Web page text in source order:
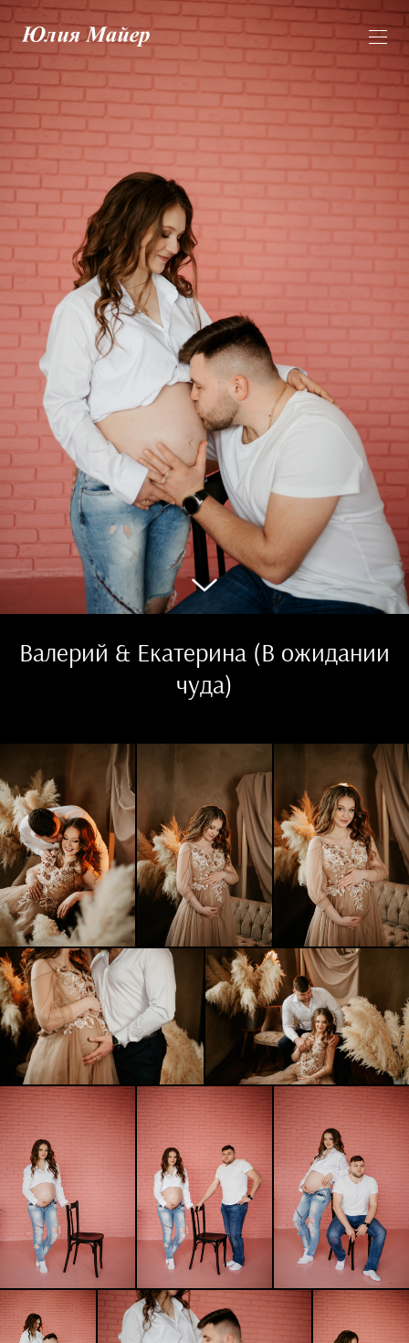
Валерий & Екатерина (В ожидании
чуда)